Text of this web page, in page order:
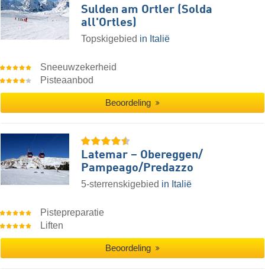
Sulden am Ortler (Solda
all'Ortles)
Topskigebied in Italië
Sneeuwzekerheid
Pisteaanbod
Beoordeling
Latemar – Obereggen/​
Pampeago/​Predazzo
5-sterrenskigebied in Italië
Pistepreparatie
Liften
Beoordeling